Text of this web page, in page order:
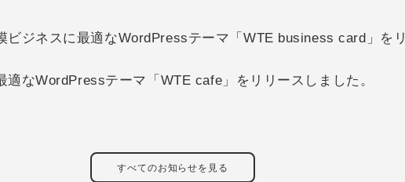
ビジネスに最適なWordPressテーマ「WTE business card」を
適なWordPressテーマ「WTE cafe」をリリースしました。
すべてのお知らせを見る